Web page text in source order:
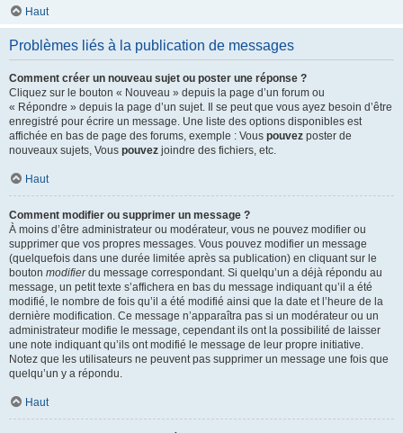
Haut
Problèmes liés à la publication de messages
Comment créer un nouveau sujet ou poster une réponse ?
Cliquez sur le bouton « Nouveau » depuis la page d’un forum ou
« Répondre » depuis la page d’un sujet. Il se peut que vous ayez besoin d’être
enregistré pour écrire un message. Une liste des options disponibles est
affichée en bas de page des forums, exemple : Vous pouvez poster de
nouveaux sujets, Vous pouvez joindre des fichiers, etc.
Haut
Comment modifier ou supprimer un message ?
À moins d’être administrateur ou modérateur, vous ne pouvez modifier ou
supprimer que vos propres messages. Vous pouvez modifier un message
(quelquefois dans une durée limitée après sa publication) en cliquant sur le
bouton modifierdu message correspondant. Si quelqu’un a déjà répondu au
message, un petit texte s’affichera en bas du message indiquant qu’il a été
modifié, le nombre de fois qu’il a été modifié ainsi que la date et l’heure de la
dernière modification. Ce message n’apparaîtra pas si un modérateur ou un
administrateur modifie le message, cependant ils ont la possibilité de laisser
une note indiquant qu’ils ont modifié le message de leur propre initiative.
Notez que les utilisateurs ne peuvent pas supprimer un message une fois que
quelqu’un y a répondu.
Haut